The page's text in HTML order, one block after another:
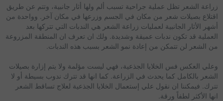
زراعة الشعر تظل عملية جراحية تسبب ألم ولها أثار جانبية، وتتم عن طريق
اقتلاع بصيلات شعر من مكان في الجسم وزرعها في مكان آخر. وواحدة من
أشهر الأثار الجانبية لعمليات زراعة الشعر هي الندبات التي تتركها بعد
العملية قد تكون ندبات عميقة وشديدة. ولك ان تعرف ان المنطقة المزروعة
من الشعر لن تتمكن من إعادة نمو الشعر بسبب هذه الندبات.
وعلي العكس فس الخلايا الجذعية، فهي ليست مؤلمة ولا يتم إزارة بصيلات
الشعر بالكامل كما يحدث في الزراعة. كما انها قد تترك ندوب بسيطة أو لا
تترك. فيمكننا ان نقول علي إستعمال الخلايا الجذعية لعلاج تساقط الشعر
انها الأكثر لطفاً ورقة.